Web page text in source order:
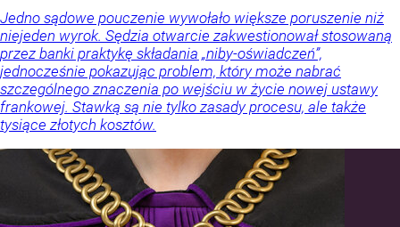
Jedno sądowe pouczenie wywołało większe poruszenie niż
niejeden wyrok. Sędzia otwarcie zakwestionował stosowaną
przez banki praktykę składania „niby-oświadczeń”,
jednocześnie pokazując problem, który może nabrać
szczególnego znaczenia po wejściu w życie nowej ustawy
frankowej. Stawką są nie tylko zasady procesu, ale także
tysiące złotych kosztów.